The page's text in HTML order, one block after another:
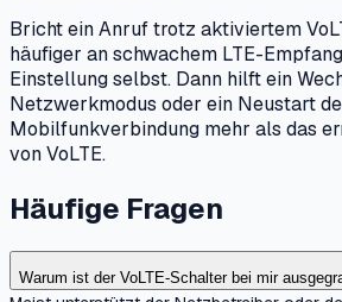
Bricht ein Anruf trotz aktiviertem
häufiger an schwachem LTE-
Einstellung selbst. Dann hilft ein
Netzwerkmodus oder ein Neustart
Mobilfunkverbindung mehr als das
von VoLTE.
Häufige Fragen
Warum ist der VoLTE-Schalter bei mir